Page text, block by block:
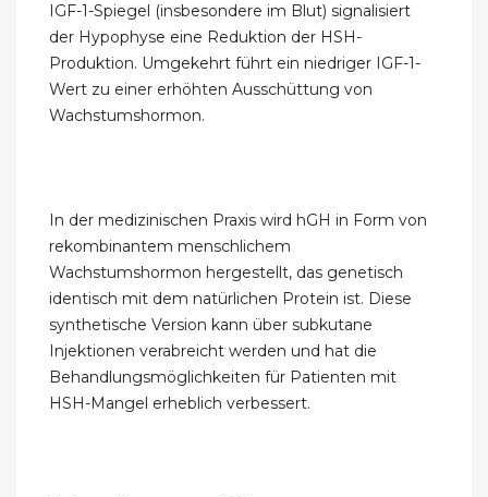
IGF-1-Spiegel (insbesondere im Blut) signalisiert
der Hypophyse eine Reduktion der HSH-
Produktion. Umgekehrt führt ein niedriger IGF-1-
Wert zu einer erhöhten Ausschüttung von
Wachstumshormon.
In der medizinischen Praxis wird hGH in Form von
rekombinantem menschlichem
Wachstumshormon hergestellt, das genetisch
identisch mit dem natürlichen Protein ist. Diese
synthetische Version kann über subkutane
Injektionen verabreicht werden und hat die
Behandlungsmöglichkeiten für Patienten mit
HSH-Mangel erheblich verbessert.